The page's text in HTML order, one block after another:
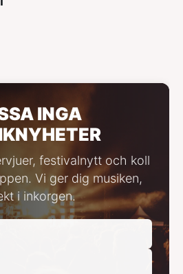
INGA
festivalnytt och koll
Vi ger dig musiken,
i inkorgen.